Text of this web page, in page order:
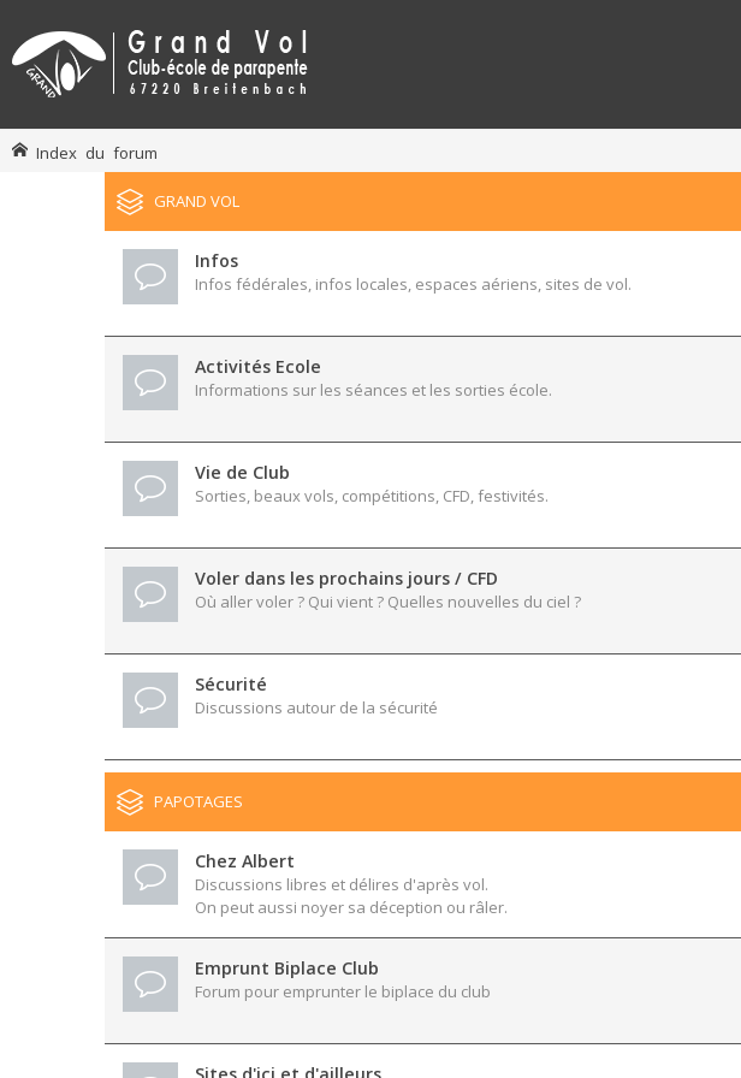
Index du forum
GRAND VOL
Infos
Infos fédérales, infos locales, espaces aériens, sites de vol.
Activités Ecole
Informations sur les séances et les sorties école.
Vie de Club
Sorties, beaux vols, compétitions, CFD, festivités.
Voler dans les prochains jours / CFD
Où aller voler ? Qui vient ? Quelles nouvelles du ciel ?
Sécurité
Discussions autour de la sécurité
PAPOTAGES
Chez Albert
Discussions libres et délires d'après vol.
On peut aussi noyer sa déception ou râler.
Emprunt Biplace Club
Forum pour emprunter le biplace du club